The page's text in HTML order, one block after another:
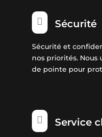
 Sécurité
Sécurité et
nos priorités. Nous
de pointe pour
 Service